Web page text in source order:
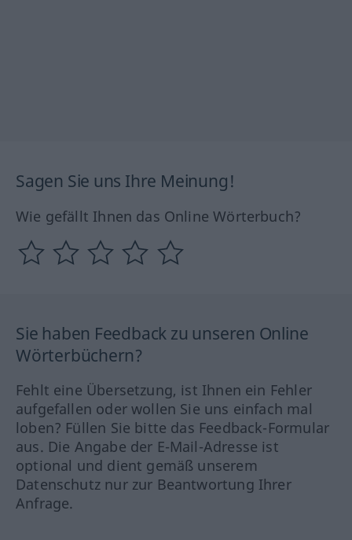
Sagen Sie uns Ihre Meinung!
Wie gefällt Ihnen das Online Wörterbuch?
Sie haben Feedback zu unseren Online
Wörterbüchern?
Fehlt eine Übersetzung, ist Ihnen ein Fehler
aufgefallen oder wollen Sie uns einfach mal
loben? Füllen Sie bitte das Feedback-Formular
aus. Die Angabe der E-Mail-Adresse ist
optional und dient gemäß unserem
Datenschutz nur zur Beantwortung Ihrer
Anfrage.